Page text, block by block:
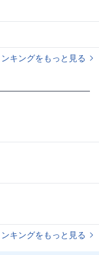
キングをもっと見る
キングをもっと見る